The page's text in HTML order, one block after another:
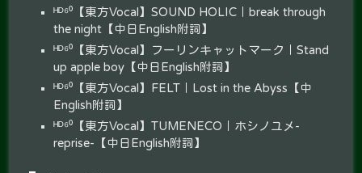
ᴴᴰ⁶⁰【東方Vocal】SOUND HOLIC｜break through
the night【中日English附詞】
ᴴᴰ⁶⁰【東方Vocal】フーリンキャットマーク｜Stand
up apple boy【中日English附詞】
ᴴᴰ⁶⁰【東方Vocal】FELT｜Lost in the Abyss【中
English附詞】
ᴴᴰ⁶⁰【東方Vocal】TUMENECO｜ホシノユメ-
reprise-【中日English附詞】